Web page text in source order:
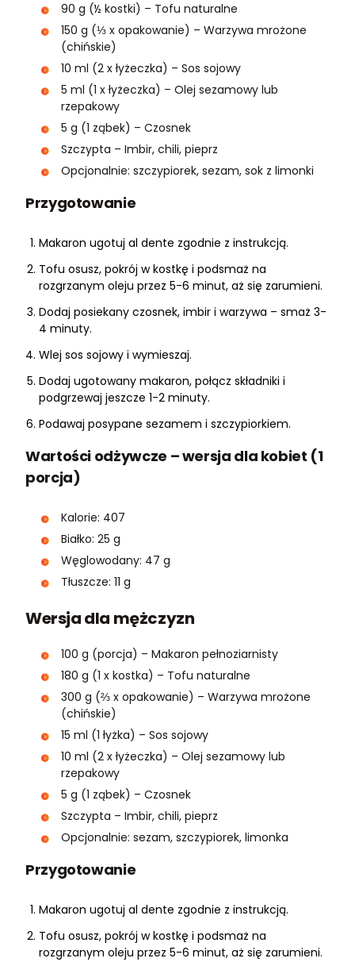
90 g (½ kostki) – Tofu naturalne
150 g (⅓ x opakowanie) – Warzywa mrożone
(chińskie)
10 ml (2 x łyżeczka) – Sos sojowy
5 ml (1 x łyżeczka) – Olej sezamowy lub
rzepakowy
5 g (1 ząbek) – Czosnek
Szczypta – Imbir, chili, pieprz
Opcjonalnie: szczypiorek, sezam, sok z limonki
Przygotowanie
Makaron ugotuj al dente zgodnie z instrukcją.
Tofu osusz, pokrój w kostkę i podsmaż na
rozgrzanym oleju przez 5-6 minut, aż się zarumieni.
Dodaj posiekany czosnek, imbir i warzywa – smaż 3-
4 minuty.
Wlej sos sojowy i wymieszaj.
Dodaj ugotowany makaron, połącz składniki i
podgrzewaj jeszcze 1-2 minuty.
Podawaj posypane sezamem i szczypiorkiem.
Wartości odżywcze – wersja dla kobiet (1
porcja)
Kalorie: 407
Białko: 25 g
Węglowodany: 47 g
Tłuszcze: 11 g
Wersja dla mężczyzn
100 g (porcja) – Makaron pełnoziarnisty
180 g (1 x kostka) – Tofu naturalne
300 g (⅔ x opakowanie) – Warzywa mrożone
(chińskie)
15 ml (1 łyżka) – Sos sojowy
10 ml (2 x łyżeczka) – Olej sezamowy lub
rzepakowy
5 g (1 ząbek) – Czosnek
Szczypta – Imbir, chili, pieprz
Opcjonalnie: sezam, szczypiorek, limonka
Przygotowanie
Makaron ugotuj al dente zgodnie z instrukcją.
Tofu osusz, pokrój w kostkę i podsmaż na
rozgrzanym oleju przez 5-6 minut, aż się zarumieni.